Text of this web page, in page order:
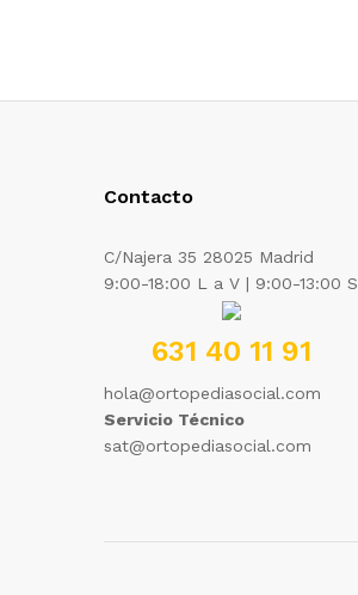
Contacto
C/Najera 35 28025 Madrid
9:00-18:00 L a V | 9:00-13:00 S
631 40 11 91
hola@ortopediasocial.com
Servicio Técnico
sat@ortopediasocial.com